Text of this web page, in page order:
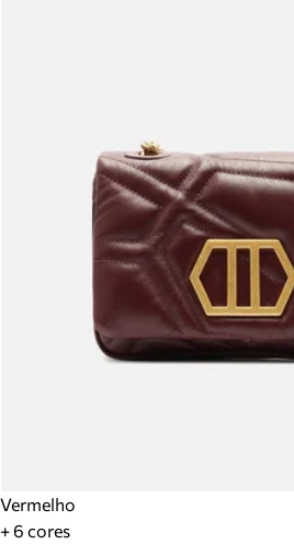
Vermelho
+ 6 cores